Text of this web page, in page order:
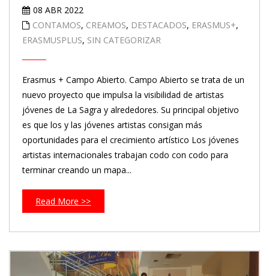
08 ABR 2022
CONTAMOS, CREAMOS, DESTACADOS, ERASMUS+,
ERASMUSPLUS, SIN CATEGORIZAR
Erasmus + Campo Abierto. Campo Abierto se trata de un
nuevo proyecto que impulsa la visibilidad de artistas
jóvenes de La Sagra y alrededores. Su principal objetivo
es que los y las jóvenes artistas consigan más
oportunidades para el crecimiento artístico Los jóvenes
artistas internacionales trabajan codo con codo para
terminar creando un mapa...
Read More >>